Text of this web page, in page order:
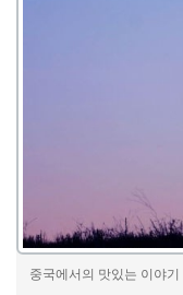
중국에서의 맛있는 이야기